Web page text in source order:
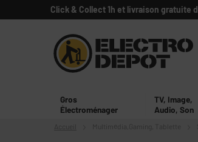
Click & Collect 1h et livraison gratuite
Gros
Électroménager
TV, Image,
Audio, Son
Accueil Gaming, Tablette